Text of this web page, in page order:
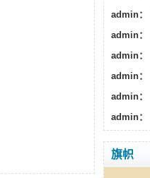
admin：
admin：
admin：
admin：
admin：
admin：
旗帜